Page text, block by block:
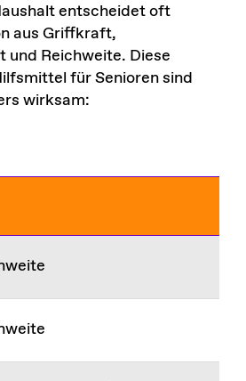
entscheidet oft
aus Griffkraft,
Reichweite. Diese
für Senioren sind
wirksam: